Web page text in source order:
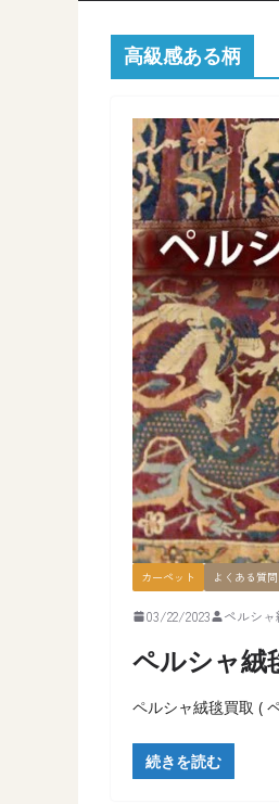
高級感ある柄
カーペット よくある質問
03/22/2023 ペルシ
ペルシャ絨
ペルシャ絨毯買取 (
続きを読む